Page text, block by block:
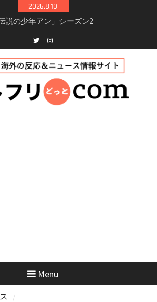
2026.8.10
ン3最新情報
ールで恋をして」キャス
主演ロマコメ
年撮影開始へ
ィ映画「リトル・ブラザ
！─キャスト・あらすじ・
ころまとめ
Twitterinstagram
Menu